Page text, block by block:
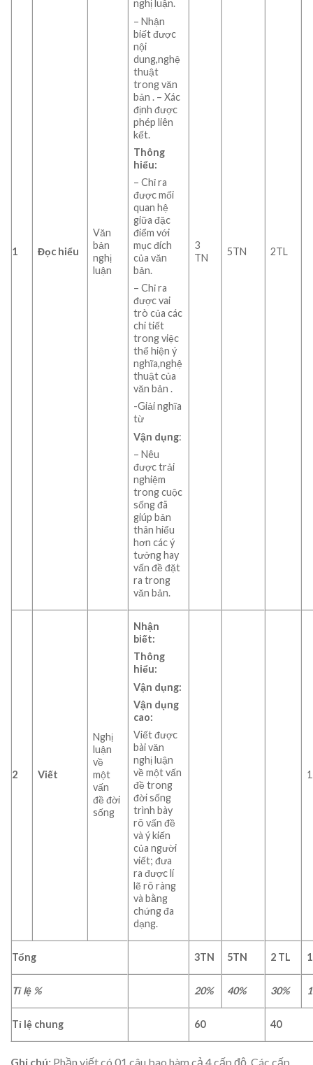
1 Đọc hiểu
Văn
bản
nghị
luận
nghị luận.
– Nhận
biết được
nội
dung,nghệ
thuật
trong văn
bản . – Xác
định được
phép liên
kết.
Thông
hiểu:
– Chỉ ra
được mối
quan hệ
giữa đặc
điểm với
mục đích
của văn
bản.
– Chỉ ra
được vai
trò của các
chi tiết
trong việc
thể hiện ý
nghĩa,nghệ
thuật của
văn bản .
-Giải nghĩa
từ
Vận dụng:
– Nêu
được trải
nghiệm
trong cuộc
sống đã
giúp bản
thân hiểu
hơn các ý
tưởng hay
vấn đề đặt
ra trong
văn bản.
3
TN
5TN 2TL
2 Viết
Nghị
luận
về
một
vấn
đề đời
sống
Nhận
biết:
Thông
hiểu:
Vận dụng:
Vận dụng
cao:
Viết được
bài văn
nghị luận
về một vấn
đề trong
đời sống
trình bày
rõ vấn đề
và ý kiến
của người
viết; đưa
ra được lí
lẽ rõ ràng
và bằng
chứng đa
dạng.
Tổng 3TN 5TN 2 TL
Tỉ lệ % 20% 40% 30%
Tỉ lệ chung 60 40
Ghi chú: Phần viết có 01 câu bao hàm cả 4 cấp độ. Các cấp